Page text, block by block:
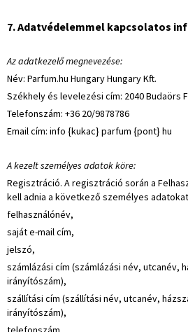
7. Adatvédelemmel kapcsolatos
Az adatkezelő megnevezése:
Név: Parfum.hu Hungary Hungary Kft.
Székhely és levelezési cím: 2040 Budaörs
Telefonszám: +36 20/9878786
Email cím: info {kukac} parfum {pont} hu
A kezelt személyes adatok köre:
Regisztráció. A regisztráció során a
kell adnia a következő személyes
felhasználónév,
saját e-mail cím,
jelszó,
számlázási cím (számlázási név, utcanév,
irányítószám),
szállítási cím (szállítási név, utcanév,
irányítószám),